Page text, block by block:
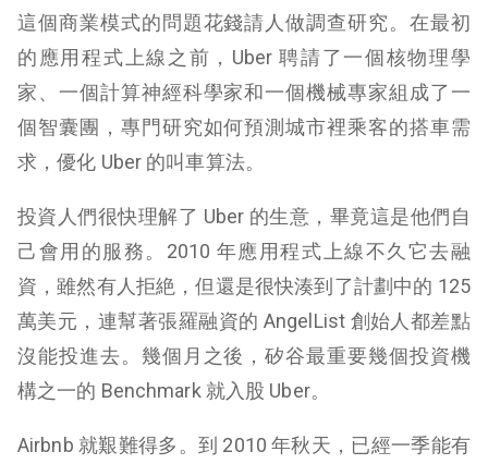
這個商業模式的問題花錢請人做調查研究。在最初
的應用程式上線之前，Uber 聘請了一個核物理學
家、一個計算神經科學家和一個機械專家組成了一
個智囊團，專門研究如何預測城市裡乘客的搭車需
求，優化 Uber 的叫車算法。
投資人們很快理解了 Uber 的生意，畢竟這是他們自
己會用的服務。2010 年應用程式上線不久它去融
資，雖然有人拒絶，但還是很快湊到了計劃中的 125
萬美元，連幫著張羅融資的 AngelList 創始人都差點
沒能投進去。幾個月之後，矽谷最重要幾個投資機
構之一的 Benchmark 就入股 Uber。
Airbnb 就艱難得多。到 2010 年秋天，已經一季能有